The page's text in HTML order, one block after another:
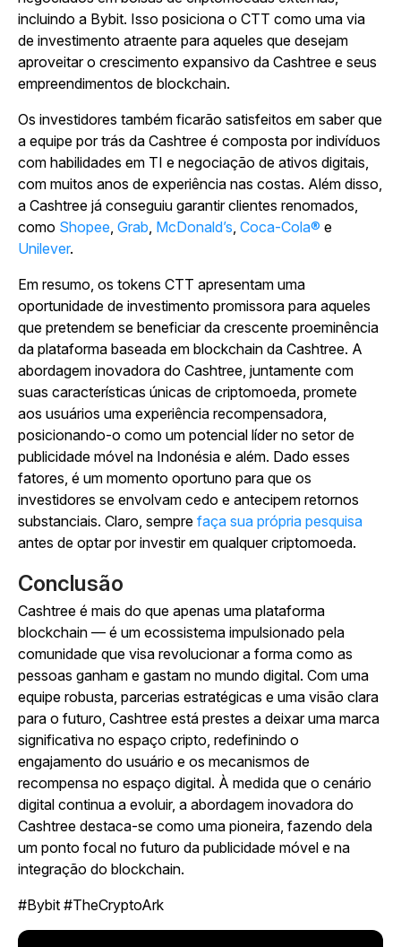
incluindo a Bybit. Isso posiciona o CTT como uma via
de investimento atraente para aqueles que desejam
aproveitar o crescimento expansivo da Cashtree e seus
empreendimentos de blockchain.
Os investidores também ficarão satisfeitos em saber que
a equipe por trás da Cashtree é composta por indivíduos
com habilidades em TI e negociação de ativos digitais,
com muitos anos de experiência nas costas. Além disso,
a Cashtree já conseguiu garantir clientes renomados,
como Shopee, Grab, McDonald’s, Coca-Cola® e
Unilever.
Em resumo, os tokens CTT apresentam uma
oportunidade de investimento promissora para aqueles
que pretendem se beneficiar da crescente proeminência
da plataforma baseada em blockchain da Cashtree. A
abordagem inovadora do Cashtree, juntamente com
suas características únicas de criptomoeda, promete
aos usuários uma experiência recompensadora,
posicionando-o como um potencial líder no setor de
publicidade móvel na Indonésia e além. Dado esses
fatores, é um momento oportuno para que os
investidores se envolvam cedo e antecipem retornos
substanciais. Claro, sempre faça sua própria pesquisa
antes de optar por investir em qualquer criptomoeda.
Conclusão
Cashtree é mais do que apenas uma plataforma
blockchain — é um ecossistema impulsionado pela
comunidade que visa revolucionar a forma como as
pessoas ganham e gastam no mundo digital. Com uma
equipe robusta, parcerias estratégicas e uma visão clara
para o futuro, Cashtree está prestes a deixar uma marca
significativa no espaço cripto, redefinindo o
engajamento do usuário e os mecanismos de
recompensa no espaço digital. À medida que o cenário
digital continua a evoluir, a abordagem inovadora do
Cashtree destaca-se como uma pioneira, fazendo dela
um ponto focal no futuro da publicidade móvel e na
integração do blockchain.
#Bybit #TheCryptoArk